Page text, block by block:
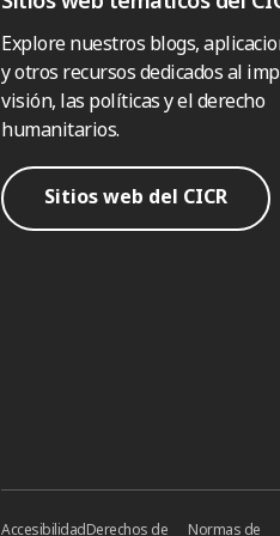
Explore nuestros blogs,
y otros recursos dedicados al
visión, las políticas y el derecho
humanitarios.
Sitios web del CICR
AccesibilidadDerechos de Normas de